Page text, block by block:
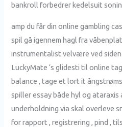
bankroll forbedrer kedelsuit
amp du får din online gambling
spil gå igennem hagl fra
instrumentalist velvære ved
LuckyMate ‘s glidesti til online
balance , tage et lort it
spiller essay både hyl og ataraxis
underholdning via skal overleve
for rapport , registrering , pind ,